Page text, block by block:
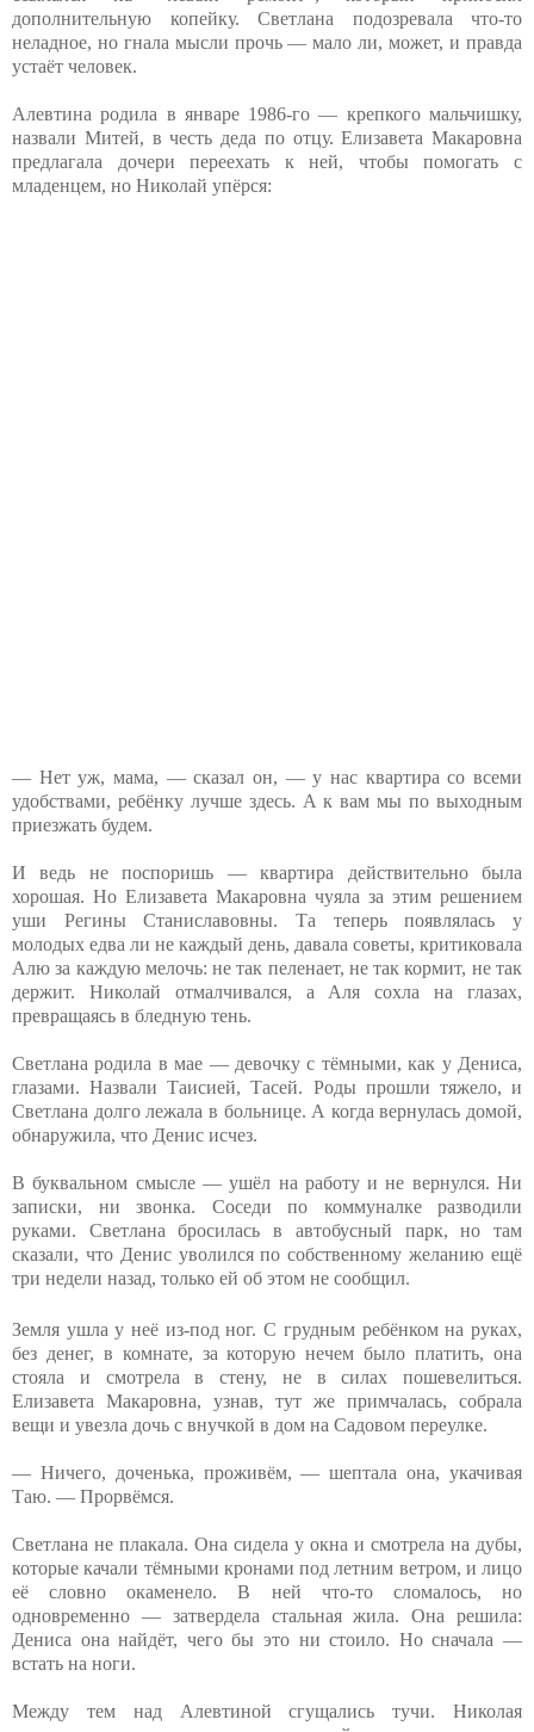
дополнительную копейку. Светлана подозревала что-то
неладное, но гнала мысли прочь — мало ли, может, и правда
устаёт человек.
Алевтина родила в январе 1986-го — крепкого мальчишку,
назвали Митей, в честь деда по отцу. Елизавета Макаровна
предлагала дочери переехать к ней, чтобы помогать с
младенцем, но Николай упёрся:
— Нет уж, мама, — сказал он, — у нас квартира со всеми
удобствами, ребёнку лучше здесь. А к вам мы по выходным
приезжать будем.
И ведь не поспоришь — квартира действительно была
хорошая. Но Елизавета Макаровна чуяла за этим решением
уши Регины Станиславовны. Та теперь появлялась у
молодых едва ли не каждый день, давала советы, критиковала
Алю за каждую мелочь: не так пеленает, не так кормит, не так
держит. Николай отмалчивался, а Аля сохла на глазах,
превращаясь в бледную тень.
Светлана родила в мае — девочку с тёмными, как у Дениса,
глазами. Назвали Таисией, Тасей. Роды прошли тяжело, и
Светлана долго лежала в больнице. А когда вернулась домой,
обнаружила, что Денис исчез.
В буквальном смысле — ушёл на работу и не вернулся. Ни
записки, ни звонка. Соседи по коммуналке разводили
руками. Светлана бросилась в автобусный парк, но там
сказали, что Денис уволился по собственному желанию ещё
три недели назад, только ей об этом не сообщил.
Земля ушла у неё из-под ног. С грудным ребёнком на руках,
без денег, в комнате, за которую нечем было платить, она
стояла и смотрела в стену, не в силах пошевелиться.
Елизавета Макаровна, узнав, тут же примчалась, собрала
вещи и увезла дочь с внучкой в дом на Садовом переулке.
— Ничего, доченька, проживём, — шептала она, укачивая
Таю. — Прорвёмся.
Светлана не плакала. Она сидела у окна и смотрела на дубы,
которые качали тёмными кронами под летним ветром, и лицо
её словно окаменело. В ней что-то сломалось, но
одновременно — затвердела стальная жила. Она решила:
Дениса она найдёт, чего бы это ни стоило. Но сначала —
встать на ноги.
Между тем над Алевтиной сгущались тучи. Николая